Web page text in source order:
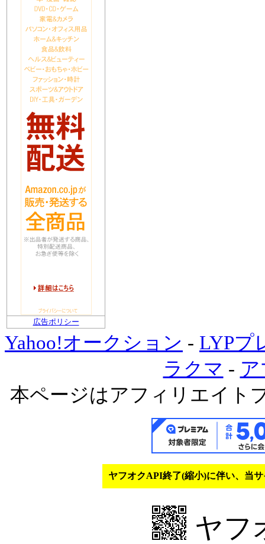
広告ポリシー
Yahoo!オークション - LYPプ
ラクマ -
本ページはアフィリエイト
ヤフオクAPI終了(縮小)に伴い、当
ヤフ